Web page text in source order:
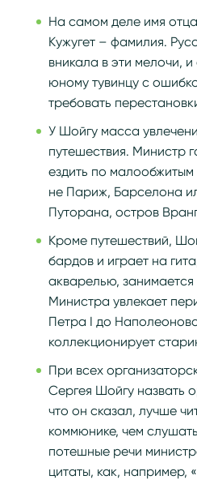
На самом деле имя
Кужугет – фамилия.
вникала в эти мелочи,
юному тувинцу с
требовать
У Шойгу масса
путешествия. Министр
ездить по
не Париж, Барселона
Путорана, остров
Кроме путешествий,
бардов и играет на
акварелью, занимается
Министра увлекает
Петра I до
коллекционирует
При всех
Сергея Шойгу назвать
что он сказал, лучше
коммюнике, чем
потешные речи
цитаты, как, например,